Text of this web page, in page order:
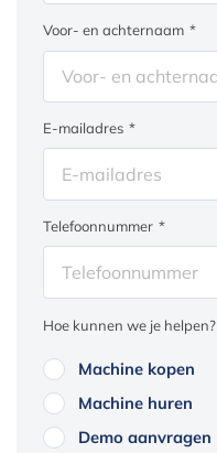
Voor- en achternaam *
E-mailadres *
Telefoonnummer *
Hoe kunnen we je helpen?
Machine kopen
Machine huren
Demo aanvragen